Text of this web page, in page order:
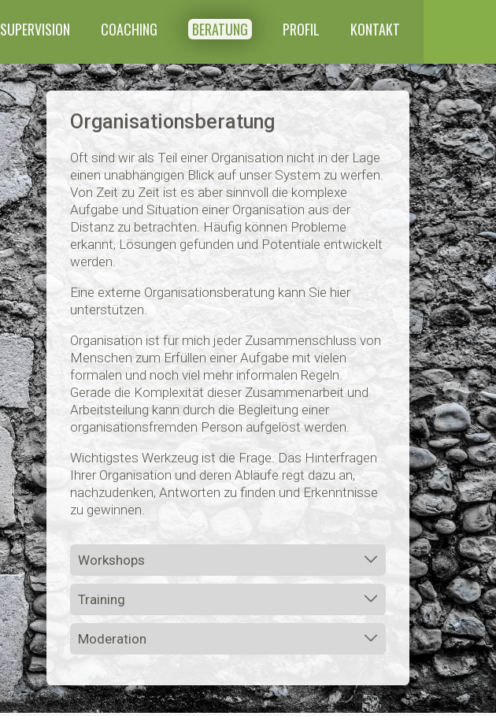
SUPERVISION COACHING BERATUNG PROFIL KONTAKT
Organisationsberatung
Oft sind wir als Teil einer Organisation nicht in der Lage
einen unabhängigen Blick auf unser System zu werfen.
Von Zeit zu Zeit ist es aber sinnvoll die komplexe
Aufgabe und Situation einer Organisation aus der
Distanz zu betrachten. Häufig können Probleme
erkannt, Lösungen gefunden und Potentiale entwickelt
werden.
Eine externe Organisationsberatung kann Sie hier
unterstützen.
Organisation ist für mich jeder Zusammenschluss von
Menschen zum Erfüllen einer Aufgabe mit vielen
formalen und noch viel mehr informalen Regeln.
Gerade die Komplexität dieser Zusammenarbeit und
Arbeitsteilung kann durch die Begleitung einer
organisationsfremden Person aufgelöst werden.
Wichtigstes Werkzeug ist die Frage. Das Hinterfragen
Ihrer Organisation und deren Abläufe regt dazu an,
nachzudenken, Antworten zu finden und Erkenntnisse
zu gewinnen.
Workshops
Training
Moderation